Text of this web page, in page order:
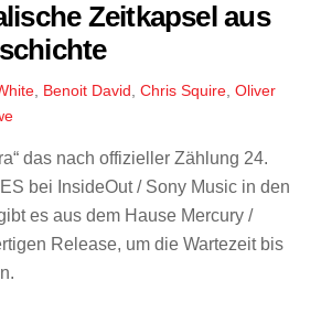
Zeitkapsel aus
, Benoit David Chris Squire, Oliver
das nach offizieller Zählung 24.
bei InsideOut / Sony Music in den
es aus dem Hause Mercury /
Release, um die Wartezeit bis